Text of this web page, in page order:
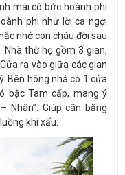
mái có bức hoành phi
phi như lời ca ngợi
nhở con cháu đời sau
thờ họ gồm 3 gian,
ra vào giữa các gian
Bên hông nhà có 1 cửa
bậc Tam cấp, mang ý
Nhân”. Giúp cân bằng
khí xấu.